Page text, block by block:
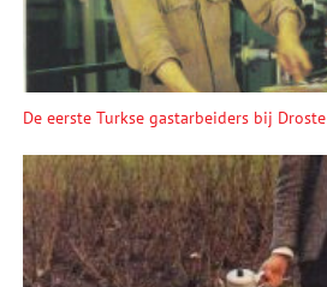
De eerste Turkse gastarbeiders bij Droste